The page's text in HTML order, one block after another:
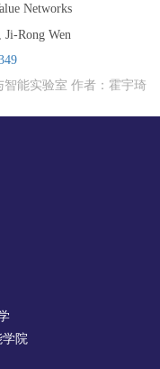
Networks
Ji-Rong Wen
智能实验室 作者：霍宇琦
院